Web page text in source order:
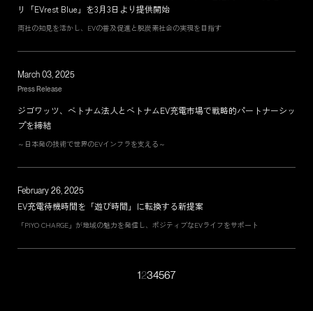
リ「EVrest Blue」を3月3日より提供開始
両社の知見を活かし、EVの普及促進と脱炭素社会の実現を目指す
March 03, 2025
Press Release
ジゴワッツ、ベトナム法人とベトナムEV充電市場で戦略的パートナーシッ
プを締結
～日本発の技術で世界のEVインフラを支える～
February 26, 2025
EV充電待機時間を「遊び時間」に転換する新提案
「PIYO CHARGE」が地域の魅力を発信し、ポジティブなEVライフをサポート
1234567